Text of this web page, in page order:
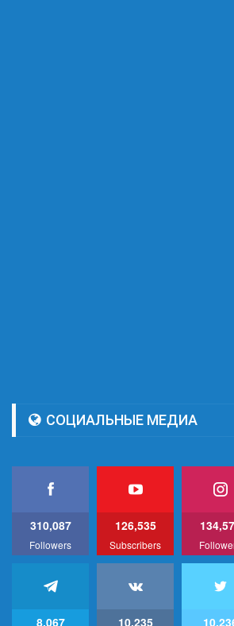
СОЦИАЛЬНЫЕ МЕДИА
310,087
Followers
126,535
Subscribers
8,067 10,235